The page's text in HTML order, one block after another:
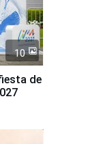
10
de